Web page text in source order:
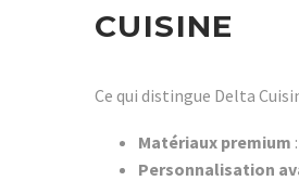
CUISINE
Ce qui distingue Delta
Matériaux premium
Personnalisation